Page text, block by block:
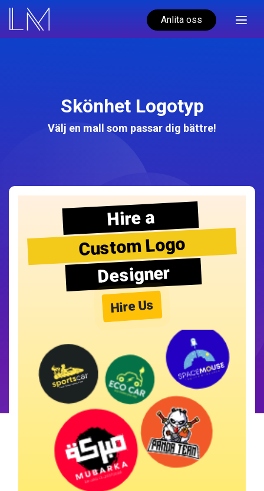
Anlita oss
Skönhet Logotyp
Välj en mall som passar dig bättre!
Hire a
Custom Logo
Designer
Hire Us